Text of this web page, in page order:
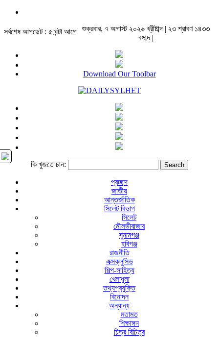
সর্বশেষ আপডেট : ৫ ঘন্টা আগে
শুক্রবার, ৭ অগাস্ট ২০২৬ খ্রীষ্টাব্দ | ২৩ শ্রাবণ ১৪৩৩
বঙ্গাব্দ |
Download Our Toolbar
কি খুজতে চান:
প্রচ্ছদ
জাতীয়
আন্তর্জাতিক
সিলেট বিভাগ
সিলেট
মৌলভীবাজার
সুনামগঞ্জ
হবিগঞ্জ
রাজনীতি
এক্সক্লুসিভ
শিল্প-সাহিত্য
খেলাধুলা
তথ্যপ্রযুক্তি
বিনোদন
অন্যান্য
মতামত
শিক্ষাঙ্গন
চিত্র বিচিত্র